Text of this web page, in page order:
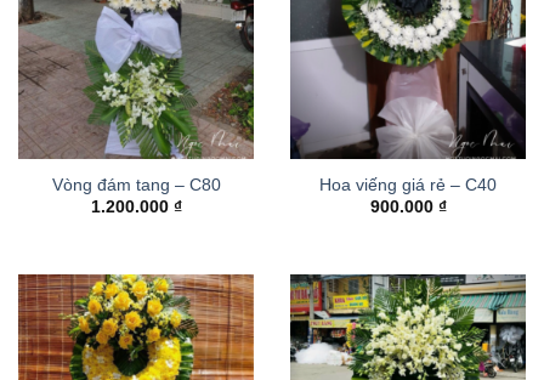
Vòng đám tang – C80
1.200.000 ₫
Hoa viếng giá rẻ – C40
900.000 ₫